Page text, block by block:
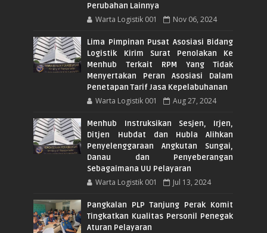
Perubahan Lainnya
Warta Logistik 001 Nov 06, 2024
Lima Pimpinan Pusat Asosiasi Bidang
Logistik Kirim Surat Penolakan Ke
Menhub Terkait RPM Yang Tidak
Menyertakan Peran Asosiasi Dalam
Penetapan Tarif Jasa Kepelabuhanan
Warta Logistik 001 Aug 27, 2024
Menhub Instruksikan Sesjen, Irjen,
Ditjen Hubdat dan Hubla Alihkan
Penyelenggaraan Angkutan Sungai,
Danau dan Penyeberangan
Sebagaimana UU Pelayaran
Warta Logistik 001 Jul 13, 2024
Pangkalan PLP Tanjung Perak Komit
Tingkatkan Kualitas Personil Penegak
Aturan Pelayaran